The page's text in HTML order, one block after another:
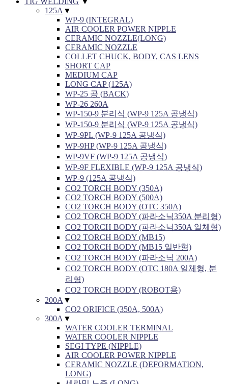
125A ▼
WP-9 (INTEGRAL)
AIR COOLER POWER NIPPLE
CERAMIC NOZZLE(LONG)
CERAMIC NOZZLE
COLLET CHUCK, BODY, CAS LENS
SHORT CAP
MEDIUM CAP
LONG CAP (125A)
WP-25 공 (BACK)
WP-26 260A
WP-150-9 분리식 (WP-9 125A 공냉식)
WP-150-9 분리식 (WP-9 125A 공냉식)
WP-9PL (WP-9 125A 공냉식)
WP-9HP (WP-9 125A 공냉식)
WP-9VF (WP-9 125A 공냉식)
WP-9F FLEXIBLE (WP-9 125A 공냉식)
WP-9 (125A 공냉식)
CO2 TORCH BODY (350A)
CO2 TORCH BODY (500A)
CO2 TORCH BODY (OTC 350A)
CO2 TORCH BODY (파라소닉350A 분리형)
CO2 TORCH BODY (파라소닉350A 일체형)
CO2 TORCH BODY (MB15)
CO2 TORCH BODY (MB15 일반형)
CO2 TORCH BODY (파라소닉 200A)
CO2 TORCH BODY (OTC 180A 일체형, 분
리형)
CO2 TORCH BODY (ROBOT용)
200A ▼
CO2 ORIFICE (350A, 500A)
300A ▼
WATER COOLER TERMINAL
WATER COOLER NIPPLE
SEGI TYPE (NIPPLE)
AIR COOLER POWER NIPPLE
CERAMIC NOZZLE (DEFORMATION,
LONG)